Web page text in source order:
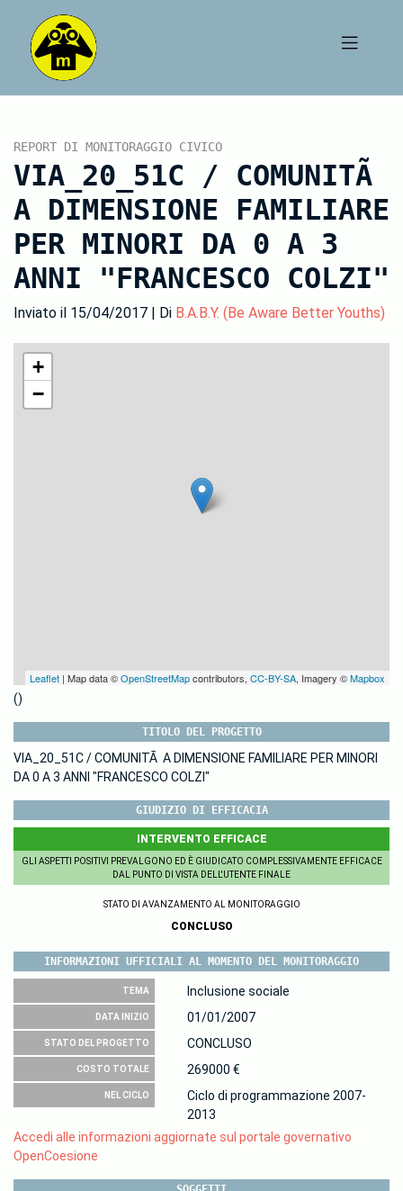
REPORT DI MONITORAGGIO CIVICO
VIA_20_51C / COMUNITÃ
A DIMENSIONE FAMILIARE
PER MINORI DA 0 A 3
ANNI "FRANCESCO COLZI"
Inviato il 15/04/2017 | Di B.A.B.Y. (Be Aware Better Youths)
+
−
Leaflet | Map data ©OpenStreetMapcontributors, CC-BY-SA, Imagery ©Mapbox
()
TITOLO DEL PROGETTO
VIA_20_51C / COMUNITÃ A DIMENSIONE FAMILIARE PER MINORI
DA 0 A 3 ANNI "FRANCESCO COLZI"
GIUDIZIO DI EFFICACIA
INTERVENTO EFFICACE
GLI ASPETTI POSITIVI PREVALGONO ED È GIUDICATO COMPLESSIVAMENTE EFFICACE
DAL PUNTO DI VISTA DELL'UTENTE FINALE
STATO DI AVANZAMENTO AL MONITORAGGIO
CONCLUSO
INFORMAZIONI UFFICIALI AL MOMENTO DEL MONITORAGGIO
TEMA Inclusione sociale
DATA INIZIO 01/01/2007
STATO DEL PROGETTO CONCLUSO
COSTO TOTALE 269000 €
NEL CICLO
Ciclo di programmazione 2007-
2013
Accedi alle informazioni aggiornate sul portale governativo
OpenCoesione